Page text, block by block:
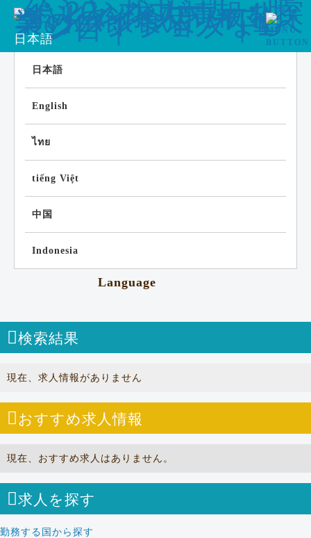
日本語
日本語
English
ไทย
tiếng Việt
中国
Indonesia
Language
検索結果
現在、求人情報がありません
おすすめ求人情報
現在、おすすめ求人はありません。
求人を探す
勤務する国から探す